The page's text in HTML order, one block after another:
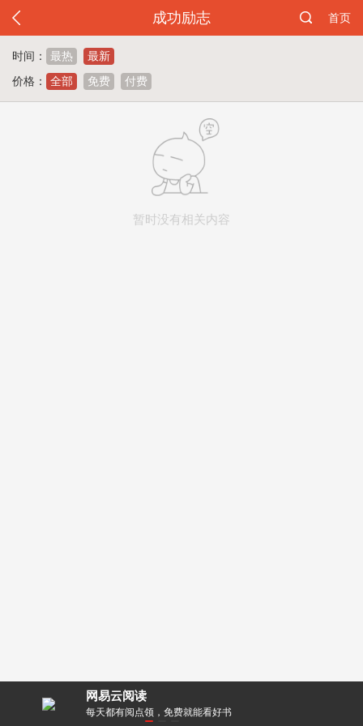
成功励志 首页
时间： 最热
最新
价格：
全部 免费 付费
暂时没有相关内容
网易云阅读
每天都有阅点领，免费就能看好书